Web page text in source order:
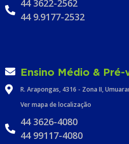
44 3622-2562
44 9.9177-2532
Ensino Médio &
R. Arapongas, 4316 - Zona II,
Ver mapa de localização
44 3626-4080
44 99117-4080